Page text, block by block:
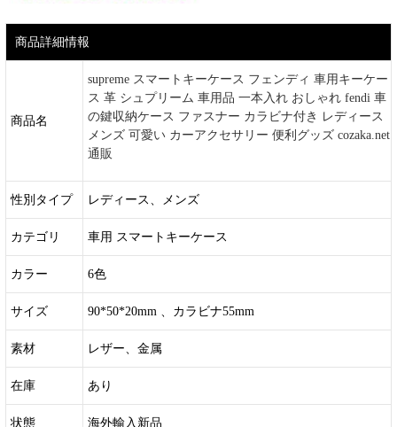
商品詳細情報
商品名
supreme スマートキーケース フェンディ 車用キーケー
ス 革 シュプリーム 車用品 一本入れ おしゃれ fendi 車
の鍵収納ケース ファスナー カラビナ付き レディース
メンズ 可愛い カーアクセサリー 便利グッズ cozaka.net
通販
性別タイプ レディース、メンズ
カテゴリ 車用 スマートキーケース
カラー 6色
サイズ 90*50*20mm 、カラビナ55mm
素材 レザー、金属
在庫 あり
状態 海外輸入新品